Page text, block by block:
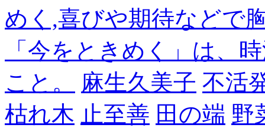
めく,喜びや期待などで
「今をときめく」は、
こと。
麻生久美子 不活
枯れ木 止至善 田の端 野